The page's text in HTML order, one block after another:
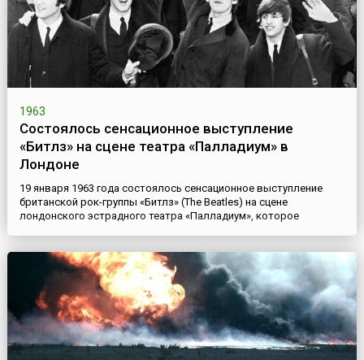
1963
Состоялось сенсационное выступление
«Битлз» на сцене театра «Палладиум» в
Лондоне
19 января 1963 года состоялось сенсационное выступление
британской рок-группы «Битлз» (The Beatles) на сцене
лондонского эстрадного театра «Палладиум», которое
слово, обозначающее ритмическую пульсацию «beat», и слово,
связанное ассоциативно с насекомым «beetle».Через год после
выступле...